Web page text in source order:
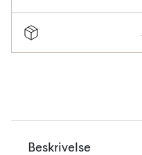
Beskrivelse